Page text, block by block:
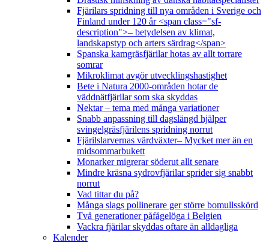
Fjärilars spridning till nya områden i Sverige och
Finland under 120 år <span class="sf-
description">– betydelsen av klimat,
landskapstyp och arters särdrag</span>
Spanska kamgräsfjärilar hotas av allt torrare
somrar
Mikroklimat avgör utvecklingshastighet
Bete i Natura 2000-områden hotar de
väddnätfjärilar som ska skyddas
Nektar – tema med många variationer
Snabb anpassning till dagslängd hjälper
svingelgräsfjärilens spridning norrut
Fjärilslarvernas värdväxter– Mycket mer än en
midsommarbukett
Monarker migrerar söderut allt senare
Mindre kräsna sydrovfjärilar sprider sig snabbt
norrut
Vad tittar du på?
Många slags pollinerare ger större bomullsskörd
Två generationer påfågelöga i Belgien
Vackra fjärilar skyddas oftare än alldagliga
Kalender